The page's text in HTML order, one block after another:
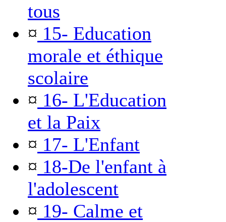
tous
¤ 15- Education
morale et éthique
scolaire
¤ 16- L'Education
et la Paix
¤ 17- L'Enfant
¤ 18-De l'enfant à
l'adolescent
¤ 19- Calme et